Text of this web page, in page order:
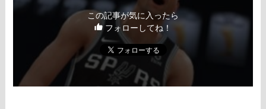
この記事が気に入ったら
フォローしてね！